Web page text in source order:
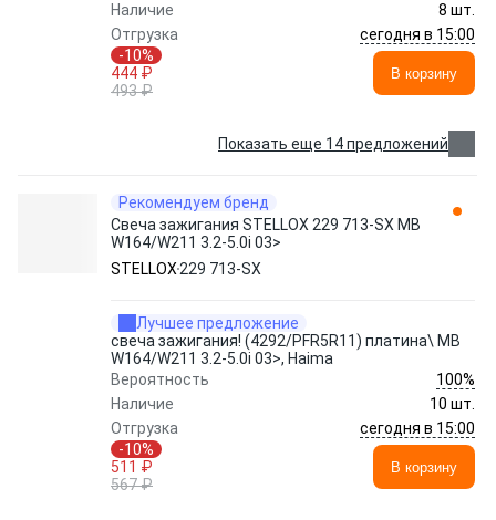
Наличие
8 шт.
Отгрузка
сегодня в 15:00
-10%
444 ₽
493 ₽
В корзину
Показать еще 14 предложений
Рекомендуем бренд
Свеча зажигания STELLOX 229 713-SX MB
W164/W211 3.2-5.0i 03>
STELLOX 229 713-SX
Лучшее предложение
свеча зажигания! (4292/PFR5R11) платина\ MB
W164/W211 3.2-5.0i 03>, Haima
Вероятность
100%
Наличие
10 шт.
Отгрузка
сегодня в 15:00
-10%
511 ₽
567 ₽
В корзину